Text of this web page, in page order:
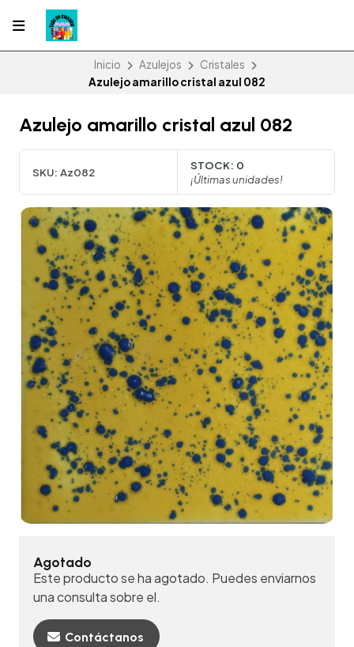
Inicio Azulejos
Cristales
Azulejo amarillo cristal azul 082
Azulejo amarillo cristal azul 082
SKU: Az082 STOCK: 0
¡Últimas unidades!
Agotado
Este producto se ha agotado. Puedes enviarnos
una consulta sobre el.
Contáctanos